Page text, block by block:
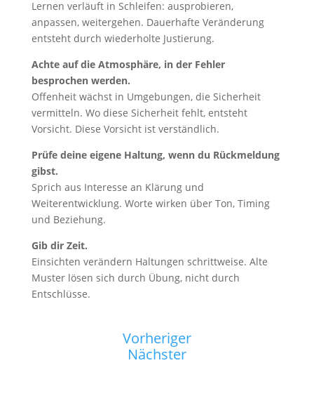
Lernen verläuft in Schleifen: ausprobieren,
anpassen, weitergehen. Dauerhafte Veränderung
entsteht durch wiederholte Justierung.
Achte auf die Atmosphäre, in der Fehler
besprochen werden.
Offenheit wächst in Umgebungen, die Sicherheit
vermitteln. Wo diese Sicherheit fehlt, entsteht
Vorsicht. Diese Vorsicht ist verständlich.
Prüfe deine eigene Haltung, wenn du Rückmeldung
gibst.
Sprich aus Interesse an Klärung und
Weiterentwicklung. Worte wirken über Ton, Timing
und Beziehung.
Gib dir Zeit.
Einsichten verändern Haltungen schrittweise. Alte
Muster lösen sich durch Übung, nicht durch
Entschlüsse.
Vorheriger
Nächster